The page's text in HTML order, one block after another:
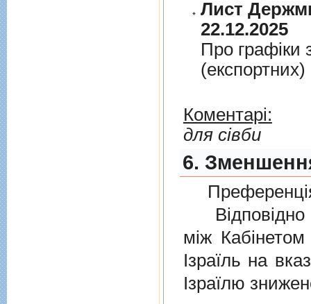
Лист
22.12.2025
Про графiки
Коментарі:
для сівби
6.
Відповідно
мiж Кабінетом
Ізраїль на
Ізраїлю